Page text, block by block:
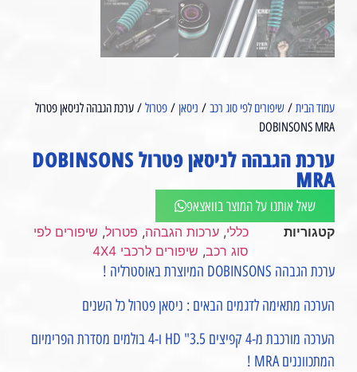
עמוד הבית/ שיפורים לפי סוג רכב/ ניסאן/ פטרול/ ערכת הגבהה לניסאן פטרול
DOBINSONS MRA⁩
ערכת הגבהה לניסאן פטרול DOBINSONS
MRA⁩
שאל אותנו על המוצר בוואצאפ
קטגוריות כללי, ערכות הגבהה, פטרול, שיפורים לפי
סוג רכב, שיפורים לרכבי 4X4
ערכת הגבהה DOBINSONS המיוצרת באוסטרליה !
הערכה מתאימה לדגמים הבאים : ניסאן פטרול כל השנים
הערכה מורכבת מ-4 קפיצים 3.5" HD ו-4 בולמים מסדרת הפרימיום
המתכווננים MRA !